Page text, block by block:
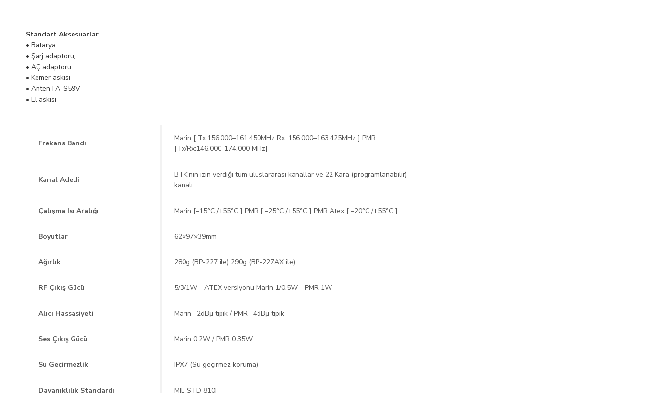
Standart Aksesuarlar
• Batarya
• Şarj adaptoru,
• AÇ adaptoru
• Kemer askısı
• Anten FA-S59V
• El askısı
Frekans Bandı
Marin [ Tx:156.000–161.450MHz Rx: 156.000–163.425MHz ] PMR
[Tx/Rx:146.000-174.000 MHz]
Kanal Adedi
BTK'nın izin verdiği tüm uluslararası kanallar ve 22 Kara (programlanabilir)
kanalı
Çalışma Isı Aralığı Marin [–15°C /+55°C ] PMR [ –25°C /+55°C ] PMR Atex [ –20°C /+55°C ]
Boyutlar 62×97×39mm
Ağırlık 280g (BP-227 ile) 290g (BP-227AX ile)
RF Çıkış Gücü 5/3/1W - ATEX versiyonu Marin 1/0.5W - PMR 1W
Alıcı Hassasiyeti Marin –2dBμ tipik / PMR –4dBμ tipik
Ses Çıkış Gücü Marin 0.2W / PMR 0.35W
Su Geçirmezlik IPX7 (Su geçirmez koruma)
Dayanıklılık Standardı MIL-STD 810F